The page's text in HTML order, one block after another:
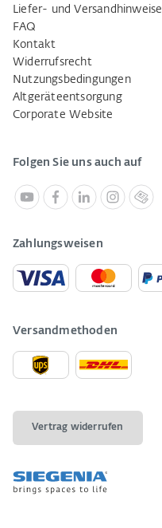
Liefer- und Versandhinweise
FAQ
Kontakt
Widerrufsrecht
Nutzungsbedingungen
Altgeräteentsorgung
Corporate Website
Folgen Sie uns auch auf
Zahlungsweisen
Versandmethoden
Vertrag widerrufen